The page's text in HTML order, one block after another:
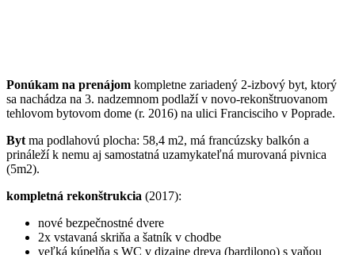
Ponúkam na prenájom kompletne zariadený 2-izbový byt, ktorý
sa nachádza na 3. nadzemnom podlaží v novo-rekonštruovanom
tehlovom bytovom dome (r. 2016) na ulici Francisciho v Poprade.
Byt ma podlahovú plocha: 58,4 m2, má francúzsky balkón a
prináleží k nemu aj samostatná uzamykateľná murovaná pivnica
(5m2).
kompletná rekonštrukcia (2017):
nové bezpečnostné dvere
2x vstavaná skriňa a šatník v chodbe
veľká kúpelňa s WC v dizajne dreva (bardilono) s vaňou